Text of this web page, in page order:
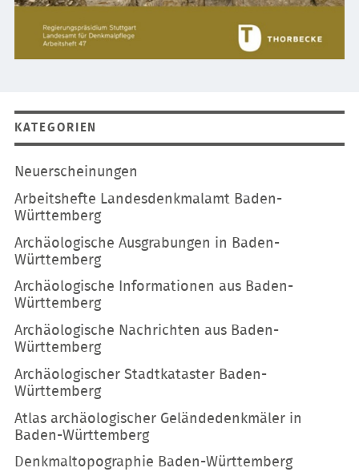
KATEGORIEN
Navigation
Neuerscheinungen
Arbeitshefte Landesdenkmalamt Baden-
Württemberg
Archäologische Ausgrabungen in Baden-
Württemberg
Archäologische Informationen aus Baden-
Württemberg
Archäologische Nachrichten aus Baden-
Württemberg
Archäologischer Stadtkataster Baden-
Württemberg
Atlas archäologischer Geländedenkmäler in
Baden-Württemberg
Denkmaltopographie Baden-Württemberg